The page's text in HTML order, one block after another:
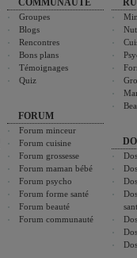
COMMUNAUTÉ
Groupes
Blogs
Rencontres
Bons plans
Témoignages
Quiz
FORUM
Forum minceur
Forum cuisine
Forum grossesse
Forum maman bébé
Forum psycho
Forum forme santé
Forum beauté
Forum communauté